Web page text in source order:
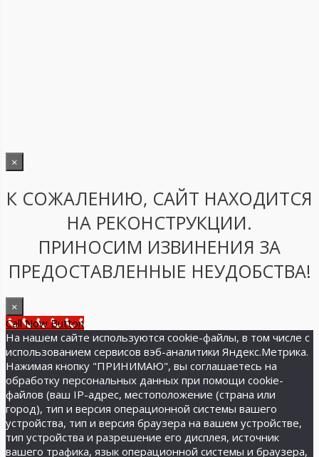
×
К СОЖАЛЕНИЮ, САЙТ НАХОДИТСЯ
НА РЕКОНСТРУКЦИИ.
ПРИНОСИМ ИЗВИНЕНИЯ ЗА
ПРЕДОСТАВЛЕННЫЕ НЕУДОБСТВА!
×
Call Now Button
На нашем сайте используются cookie-файлы, в том числе с
использованием сервисов вэб-аналитики Яндекс.Метрика.
Нажимая кнопку "ПРИНИМАЮ", вы соглашаетесь на
обработку персональных данных при помощи cookie-
файлов (ваш IP-адрес, местоположение (страна или
город), тип и версия операционной системы вашего
устройства, тип и версия браузера на вашем устройстве,
тип устройства и разрешение его дисплея, источник
вашего трафика, язык операционной системы и браузера,